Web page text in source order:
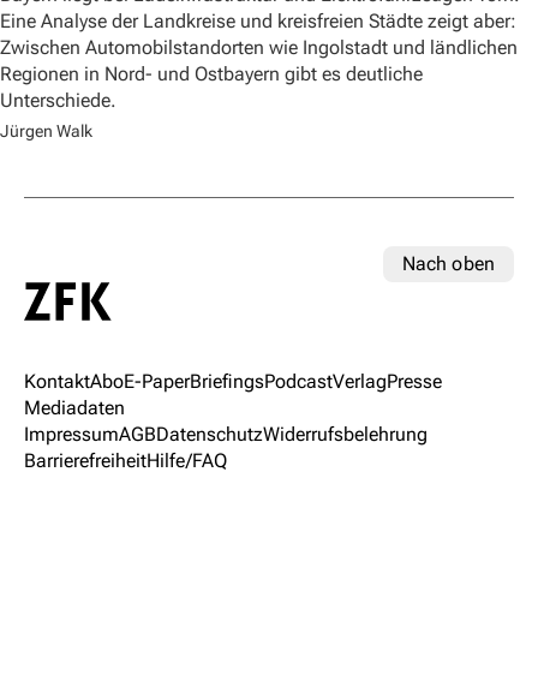
Eine Analyse der Landkreise und kreisfreien Städte zeigt aber:
Zwischen Automobilstandorten wie Ingolstadt und ländlichen
Regionen in Nord- und Ostbayern gibt es deutliche
Unterschiede.
Jürgen Walk
Nach oben
KontaktAboE-PaperBriefingsPodcastVerlagPresse
Mediadaten
ImpressumAGBDatenschutzWiderrufsbelehrung
BarrierefreiheitHilfe/FAQ